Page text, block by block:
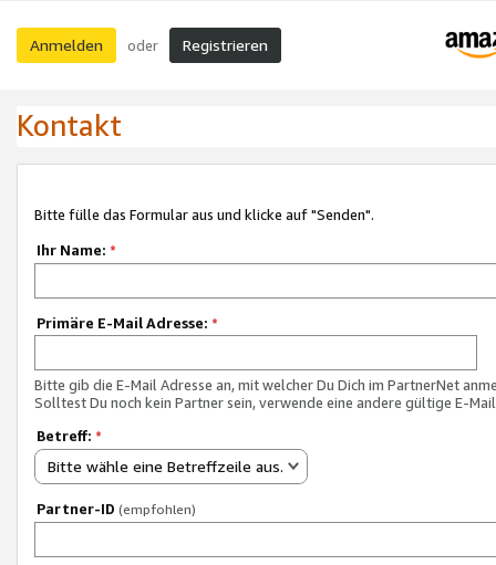
Anmelden oder Registrieren
Kontakt
Bitte fülle das Formular aus und klicke auf "Senden".
Ihr Name: *
Primäre E-Mail Adresse: *
Bitte gib die E-Mail Adresse an, mit welcher Du Dich im PartnerNet
Solltest Du noch kein Partner sein, verwende eine andere gültige E-
Betreff: *
Bitte wähle eine Betreffzeile aus.
Partner-ID (empfohlen)